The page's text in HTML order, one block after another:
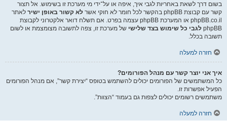
בשום דרך לשאת באחריות לגבי איך, איפה או על־ידי מי מערכת זו בשימוש. אל תצור
קשר עם קבוצת phpBB בהקשר לכל חומר לא חוקי אשר
לא קשור באופן ישיר לאתר
phpBB.co.il או המערכת phpBB עצמה בפרט. אם תשלח דואר אלקטרוני לקבוצת
phpBB לגבי כל שימוש בצד שלישי של מערכת זו, צפה לתשובה מצומצמת או לשום
תשובה בכלל.
חזרה למעלה
איך אני יוצר קשר עם מנהל הפורומים?
כל המשתמשים של הפורומים יכולים להשתמש בטופס “יצירת קשר”, אם מנהל הפורומים
הפעיל אפשרות זו.
משתמשים רשומים יכולים לצפות גם בעמוד “הצוות”.
חזרה למעלה